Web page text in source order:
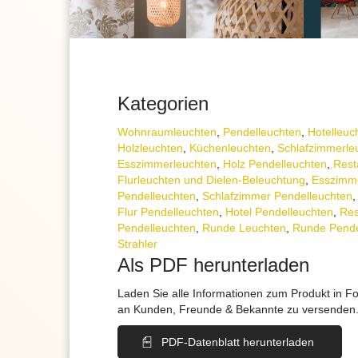
Kategorien
Wohnraum­leuchten Pendel­leuchten
Holzleuchten
Küchenleuchten
Esszimmer­­leuchten
Holz Pendelleuchten
Flurleuchten und Dielen-Beleuchtung
Pendelleuchten Schlafzimmer Pendelleuchten
Flur Pendelleuchten
Hotel Pendelleuchten
Pendelleuchten
Runde Leuchten Runde
Strahler
Als PDF herunterladen
Laden Sie alle Informationen zum Produkt in
an Kunden, Freunde & Bekannte zu versenden.
PDF-Datenblatt herunterladen